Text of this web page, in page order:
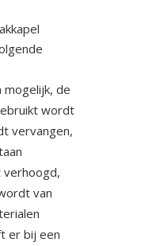
mogelijk, de
wordt
vervangen,
van
er bij een